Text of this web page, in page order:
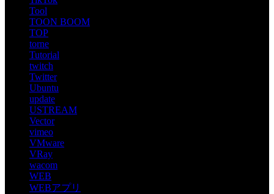
Tool
TOON BOOM
TOP
torne
Tutorial
twitch
Twitter
Ubuntu
update
USTREAM
Vector
vimeo
VMware
VRay
wacom
WEB
WEBアプリ